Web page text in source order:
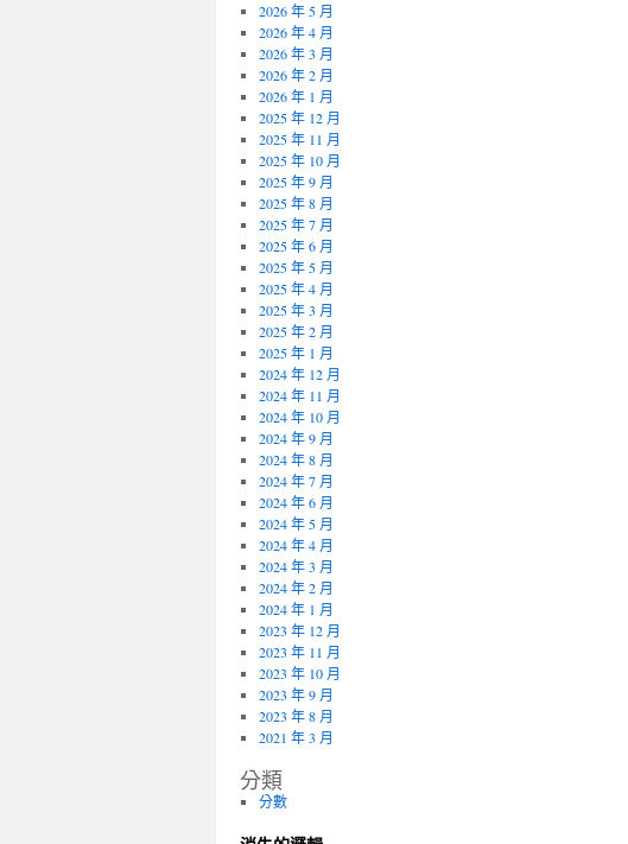
2026 年 5 月
2026 年 4 月
2026 年 3 月
2026 年 2 月
2026 年 1 月
2025 年 12 月
2025 年 11 月
2025 年 10 月
2025 年 9 月
2025 年 8 月
2025 年 7 月
2025 年 6 月
2025 年 5 月
2025 年 4 月
2025 年 3 月
2025 年 2 月
2025 年 1 月
2024 年 12 月
2024 年 11 月
2024 年 10 月
2024 年 9 月
2024 年 8 月
2024 年 7 月
2024 年 6 月
2024 年 5 月
2024 年 4 月
2024 年 3 月
2024 年 2 月
2024 年 1 月
2023 年 12 月
2023 年 11 月
2023 年 10 月
2023 年 9 月
2023 年 8 月
2021 年 3 月
分類
分數